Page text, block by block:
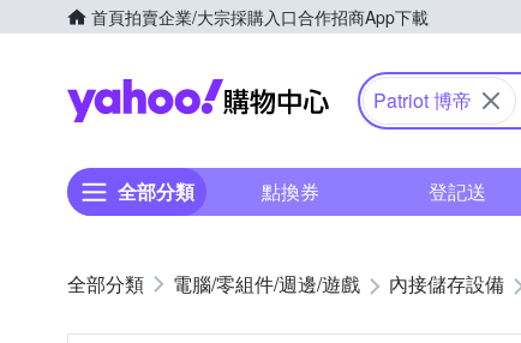
首頁拍賣企業/大宗採購入口合作招商App下載
Yahoo購物中心
Patriot 博帝
全部分類 點換券 登記送
電腦/零組件/週邊/遊戲 內接儲存設備